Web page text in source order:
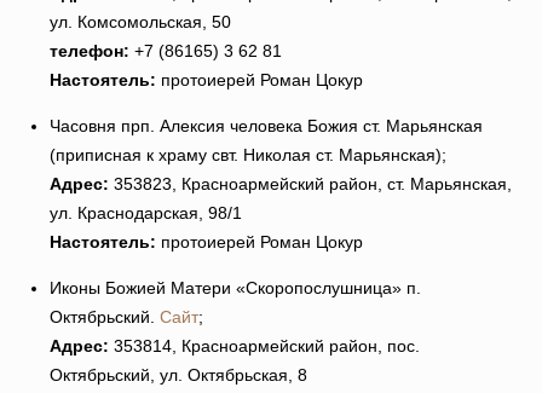
ул. Комсомольская, 50
телефон: +7 (86165) 3 62 81
Настоятель: протоиерей Роман Цокур
Часовня прп. Алексия человека Божия ст. Марьянская
(приписная к храму свт. Николая ст. Марьянская);
Адрес: 353823, Красноармейский район, ст. Марьянская,
ул. Краснодарская, 98/1
Настоятель: протоиерей Роман Цокур
Иконы Божией Матери «Скоропослушница» п.
Октябрьский. Сайт;
Адрес: 353814, Красноармейский район, пос.
Октябрьский, ул. Октябрьская, 8